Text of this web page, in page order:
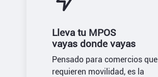
Lleva tu MPOS
vayas donde vayas
Pensado para comercios que
requieren movilidad, es la